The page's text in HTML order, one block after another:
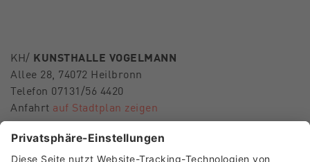
KH/ KUNSTHALLE VOGELMANN
Allee 28, 74072 Heilbronn
Telefon 07131/56 4420
Anfahrt auf Stadtplan zeigen
E-Mailmuseen-hn@heilbronn.de